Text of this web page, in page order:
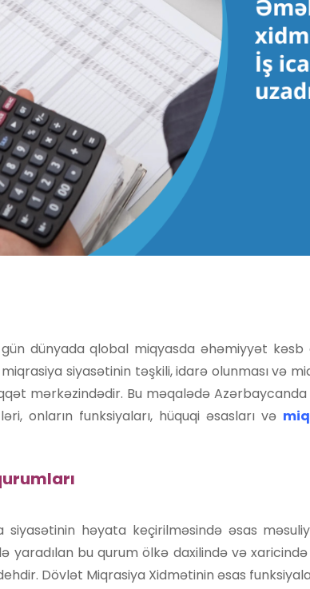
dünyada qlobal miqyasda əhəmiyyət
siyasətinin təşkili, idarə olunması və
mərkəzindədir. Bu məqalədə
onların funksiyaları, hüquqi əsasları və
siyasətinin həyata keçirilməsində əsas
yaradılan bu qurum ölkə daxilində və
Dövlət Miqrasiya Xidmətinin əsas